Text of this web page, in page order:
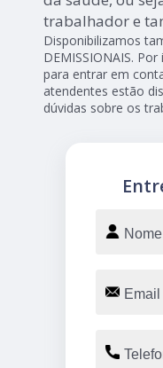
trabalhador e
Disponibilizamos
DEMISSIONAIS.
para entrar em
atendentes estão
dúvidas sobre os